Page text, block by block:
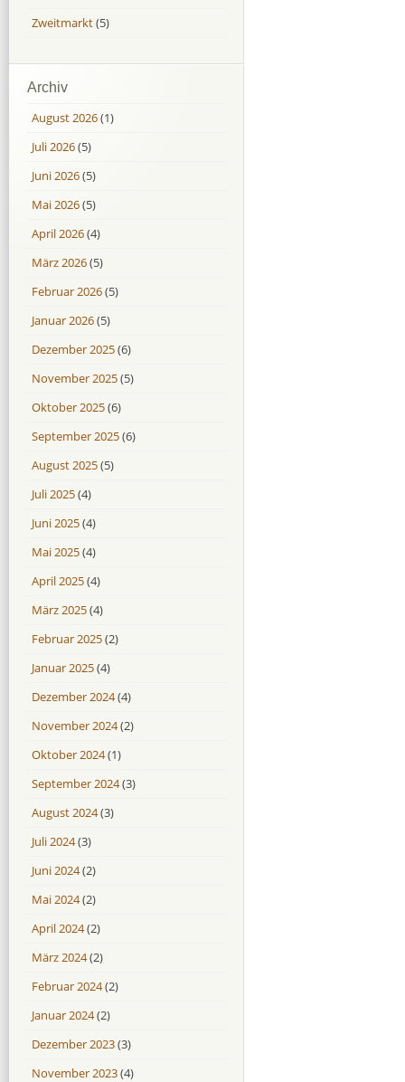
Zweitmarkt(5)
Archiv
August 2026(1)
Juli 2026(5)
Juni 2026(5)
Mai 2026(5)
April 2026(4)
März 2026(5)
Februar 2026(5)
Januar 2026(5)
Dezember 2025(6)
November 2025(5)
Oktober 2025(6)
September 2025(6)
August 2025(5)
Juli 2025(4)
Juni 2025(4)
Mai 2025(4)
April 2025(4)
März 2025(4)
Februar 2025(2)
Januar 2025(4)
Dezember 2024(4)
November 2024(2)
Oktober 2024(1)
September 2024(3)
August 2024(3)
Juli 2024(3)
Juni 2024(2)
Mai 2024(2)
April 2024(2)
März 2024(2)
Februar 2024(2)
Januar 2024(2)
Dezember 2023(3)
November 2023(4)